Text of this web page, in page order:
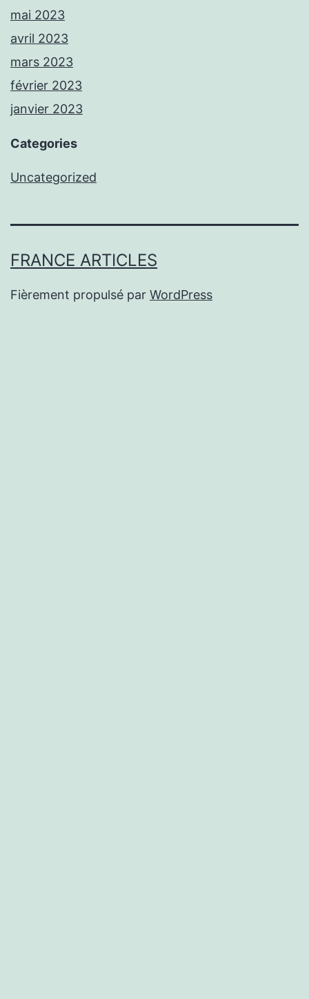
mai 2023
avril 2023
mars 2023
février 2023
janvier 2023
Categories
Uncategorized
FRANCE ARTICLES
Fièrement propulsé par WordPress